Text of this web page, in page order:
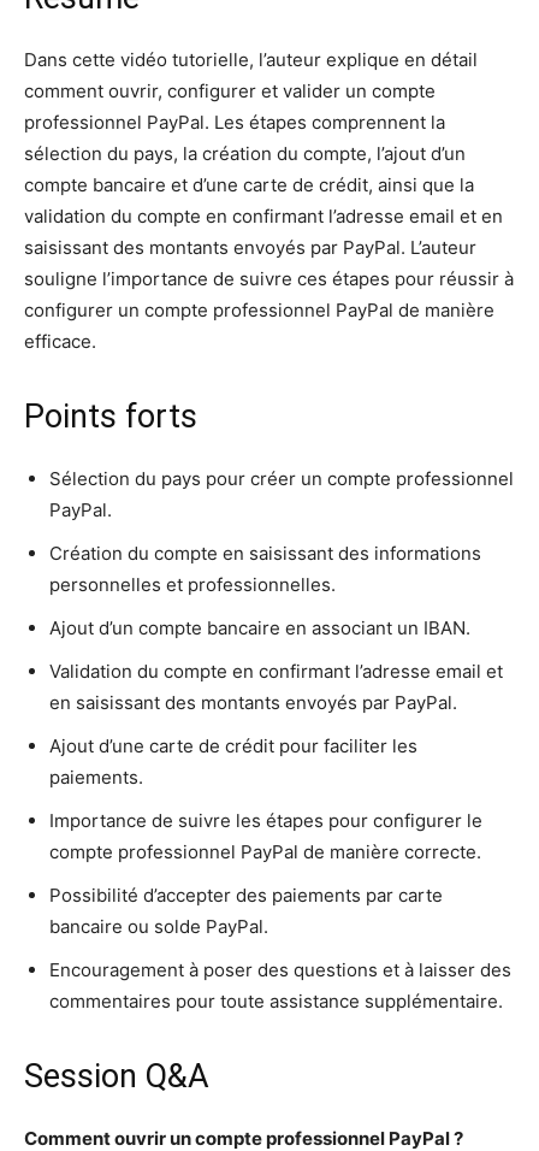
Dans cette vidéo tutorielle, l’auteur explique en détail
comment ouvrir, configurer et valider un compte
professionnel PayPal. Les étapes comprennent la
sélection du pays, la création du compte, l’ajout d’un
compte bancaire et d’une carte de crédit, ainsi que la
validation du compte en confirmant l’adresse email et en
saisissant des montants envoyés par PayPal. L’auteur
souligne l’importance de suivre ces étapes pour réussir à
configurer un compte professionnel PayPal de manière
efficace.
Points forts
Sélection du pays pour créer un compte professionnel
PayPal.
Création du compte en saisissant des informations
personnelles et professionnelles.
Ajout d’un compte bancaire en associant un IBAN.
Validation du compte en confirmant l’adresse email et
en saisissant des montants envoyés par PayPal.
Ajout d’une carte de crédit pour faciliter les
paiements.
Importance de suivre les étapes pour configurer le
compte professionnel PayPal de manière correcte.
Possibilité d’accepter des paiements par carte
bancaire ou solde PayPal.
Encouragement à poser des questions et à laisser des
commentaires pour toute assistance supplémentaire.
Session Q&A
Comment ouvrir un compte professionnel PayPal ?